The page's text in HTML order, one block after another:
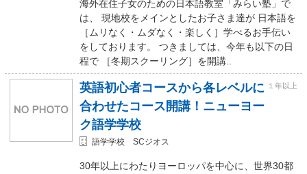
海外在住子女のための日本語教室「みらい塾」で
は、 現地校をメインとしたお子さま達が 日本語を
［ムリなく・ムダなく・楽しく］学べるお手伝い
をしております。 つきましては、今年も以下の日
程で ［冬期スクーリング］を開講..
英語初心者コースから各レベルに
合わせたコース開講！ニューヨー
ク語学学校
１年以上
語学学校 SCジオス
30年以上にわたりヨーロッパを中心に、世界30都